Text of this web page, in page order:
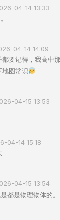
04-14 13:33
04-14 14:09
要记得，我高中
图常识
04-15 13:53
04-14 15:18
04-15 13:54
都是物理物体的。